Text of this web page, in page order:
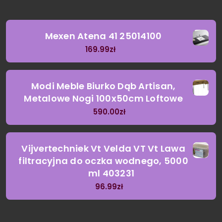
Mexen Atena 41 25014100
169.99zł
Modi Meble Biurko Dąb Artisan,
Metalowe Nogi 100x50cm Loftowe
590.00zł
Vijvertechniek Vt Velda VT Vt Lawa
filtracyjna do oczka wodnego, 5000
ml 403231
96.99zł